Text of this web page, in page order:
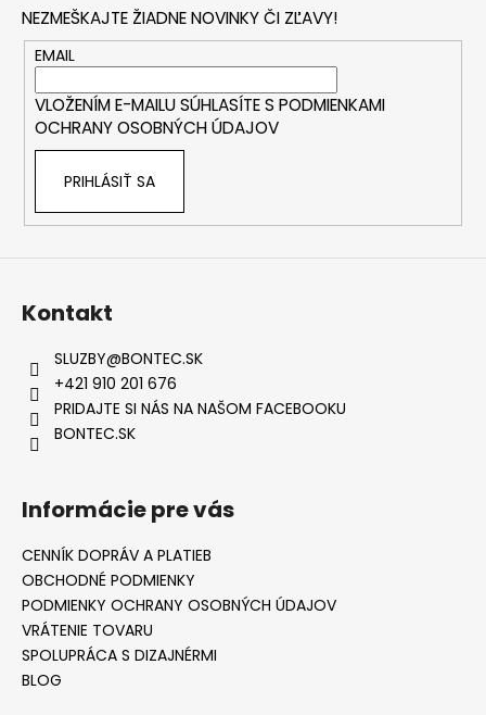
NEZMEŠKAJTE ŽIADNE NOVINKY ČI ZĽAVY!
EMAIL
VLOŽENÍM E-MAILU SÚHLASÍTE S PODMIENKAMI
OCHRANY OSOBNÝCH ÚDAJOV
PRIHLÁSIŤ SA
Kontakt
SLUZBY@BONTEC.SK
+421 910 201 676
PRIDAJTE SI NÁS NA NAŠOM FACEBOOKU
BONTEC.SK
Informácie pre vás
CENNÍK DOPRÁV A PLATIEB
OBCHODNÉ PODMIENKY
PODMIENKY OCHRANY OSOBNÝCH ÚDAJOV
VRÁTENIE TOVARU
SPOLUPRÁCA S DIZAJNÉRMI
BLOG